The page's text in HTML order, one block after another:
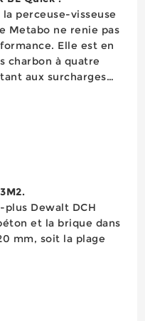
perceuse-visseuse
Metabo ne renie pas
Elle est en
charbon à quatre
aux surcharges
Dewalt DCH
et la brique dans
mm, soit la plage